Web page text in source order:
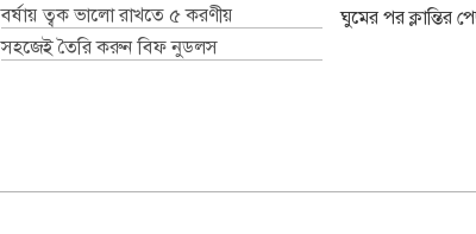
বর্ষায় ত্বক ভালো রাখতে ৫ করণীয়
সহজেই তৈরি করুন বিফ নুডলস
ঘুমের পর ক্লান্তির